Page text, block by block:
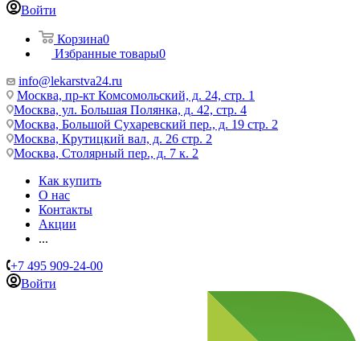
Войти
Корзина0
Избранные товары0
info@lekarstva24.ru
Москва, пр-кт Комсомольский, д. 24, стр. 1
Москва, ул. Большая Полянка, д. 42, стр. 4
Москва, Большой Сухаревский пер., д. 19 стр. 2
Москва, Крутицкий вал, д. 26 стр. 2
Москва, Столярный пер., д. 7 к. 2
Как купить
О нас
Контакты
Акции
...
+7 495 909-24-00
Войти